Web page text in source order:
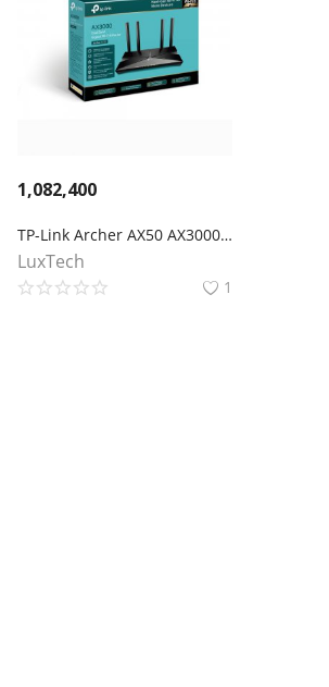
1,082,400
TP-Link Archer AX50 AX3000 Двухдиапазонный гигабитный Wi‑Fi 6 роутер
LuxTech
1